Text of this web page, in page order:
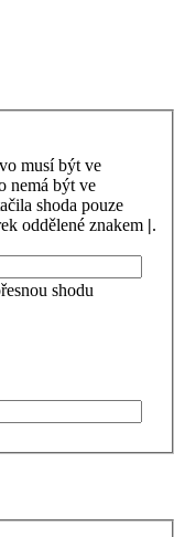
musí být ve
nemá být ve
shoda pouze
oddělené znakem |.
shodu